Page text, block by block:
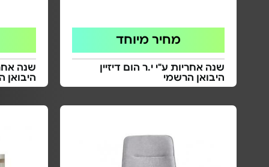
מחיר מיוחד
שנה אחריות ע"י י.ר הום דיזיין
היבואן הרשמי
שנה
היבואן